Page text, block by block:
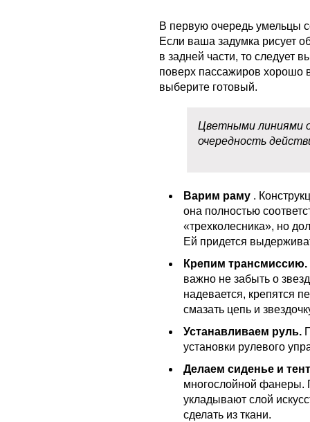
В первую очередь умельцы
Если ваша задумка рисует
в задней части, то следует
поверх пассажиров хорошо
выберите готовый.
Цветными линиями
очередность
Варим раму .
она полностью
«трехколесника», но
Ей придется
Крепим трансмиссию.
важно не забыть о
надевается, крепятся
смазать цепь и
Устанавливаем руль.
установки рулевого
Делаем сиденье и
многослойной фанеры.
укладывают слой
сделать из ткани.